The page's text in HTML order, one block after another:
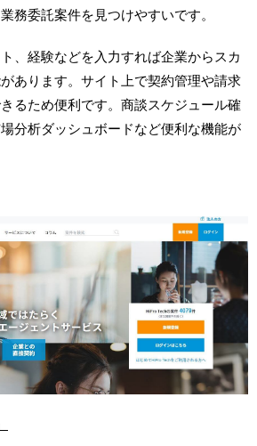
務委託案件を見つけやすいです。
、経験などを入力すれば企業からスカ
あります。サイト上で契約管理や請求
るため便利です。商談スケジュール確
分析ダッシュボードなど便利な機能が